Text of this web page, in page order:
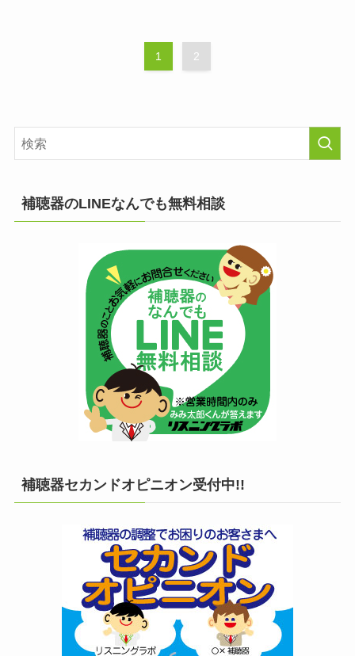
1 2
補聴器のLINEなんでも無料相談
補聴器セカンドオピニオン受付中!!